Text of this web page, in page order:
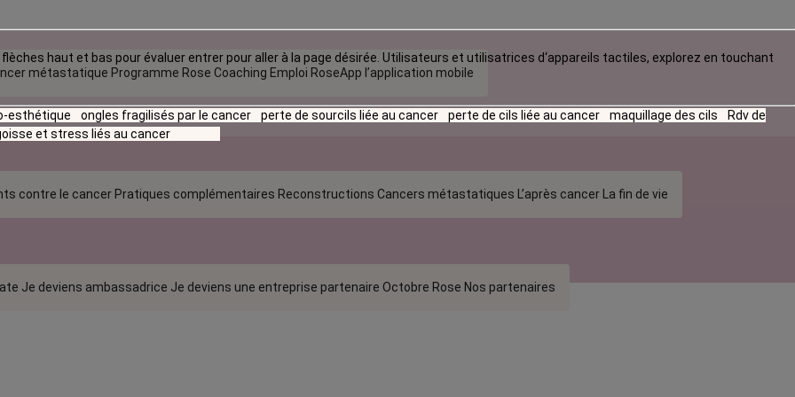
métastatique Programme Rose Coaching Emploi RoseApp l’application mobile
contre le cancer Pratiques complémentaires Reconstructions Cancers métastatiques L’après cancer La fin de vie
Je deviens ambassadrice Je deviens une entreprise partenaire Octobre Rose Nos partenaires
haut et bas pour évaluer entrer pour aller à la page désirée. Utilisateurs et utilisatrices d‘appareils tactiles, explorez en touchant
esthétique ongles fragilisés par le cancer perte de sourcils liée au cancer perte de cils liée au cancer maquillage des cils
Rdv de
et stress liés au cancer